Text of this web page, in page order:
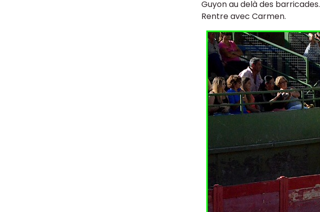
Guyon au delà des barricades.
Rentre avec Carmen.